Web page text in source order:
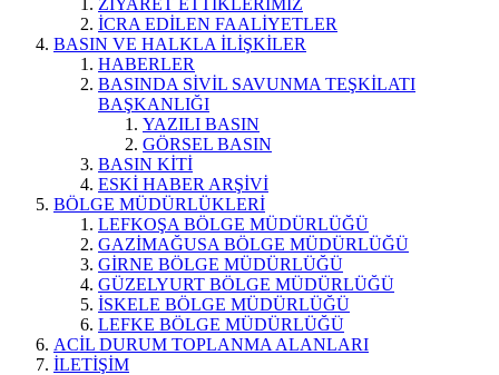
ZİYARET ETTİKLERİMİZ
İCRA EDİLEN FAALİYETLER
BASIN VE HALKLA İLİŞKİLER
HABERLER
BASINDA SİVİL SAVUNMA TEŞKİLATI
BAŞKANLIĞI
YAZILI BASIN
GÖRSEL BASIN
BASIN KİTİ
ESKİ HABER ARŞİVİ
BÖLGE MÜDÜRLÜKLERİ
LEFKOŞA BÖLGE MÜDÜRLÜĞÜ
GAZİMAĞUSA BÖLGE MÜDÜRLÜĞÜ
GİRNE BÖLGE MÜDÜRLÜĞÜ
GÜZELYURT BÖLGE MÜDÜRLÜĞÜ
İSKELE BÖLGE MÜDÜRLÜĞÜ
LEFKE BÖLGE MÜDÜRLÜĞÜ
ACİL DURUM TOPLANMA ALANLARI
İLETİŞİM